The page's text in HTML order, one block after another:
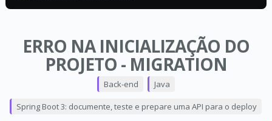
ERRO NA INICIALIZAÇÃO DO
PROJETO - MIGRATION
Back-end Java
Spring Boot 3: documente, teste e prepare uma API para o deploy